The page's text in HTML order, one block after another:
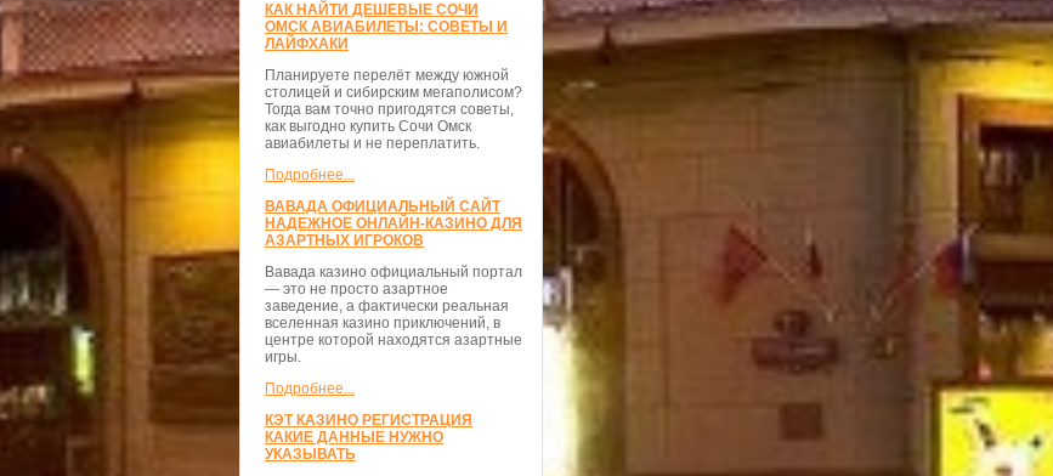
КАК НАЙТИ ДЕШЕВЫЕ СОЧИ
ОМСК АВИАБИЛЕТЫ: СОВЕТЫ И
ЛАЙФХАКИ
Планируете перелёт между южной
столицей и сибирским мегаполисом?
Тогда вам точно пригодятся советы,
как выгодно купить Сочи Омск
авиабилеты и не переплатить.
Подробнее...
ВАВАДА ОФИЦИАЛЬНЫЙ САЙТ
НАДЕЖНОЕ ОНЛАЙН-КАЗИНО ДЛЯ
АЗАРТНЫХ ИГРОКОВ
Вавада казино официальный портал
— это не просто азартное
заведение, а фактически реальная
вселенная казино приключений, в
центре которой находятся азартные
игры.
Подробнее...
КЭТ КАЗИНО РЕГИСТРАЦИЯ
КАКИЕ ДАННЫЕ НУЖНО
УКАЗЫВАТЬ